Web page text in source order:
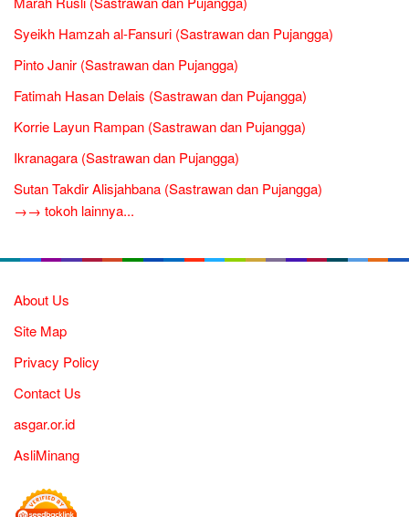
Syeikh Hamzah al-Fansuri (Sastrawan dan Pujangga)
Pinto Janir (Sastrawan dan Pujangga)
Fatimah Hasan Delais (Sastrawan dan Pujangga)
Korrie Layun Rampan (Sastrawan dan Pujangga)
Ikranagara (Sastrawan dan Pujangga)
Sutan Takdir Alisjahbana (Sastrawan dan Pujangga)
→→ tokoh lainnya...
About Us
Site Map
Privacy Policy
Contact Us
asgar.or.id
AsliMinang